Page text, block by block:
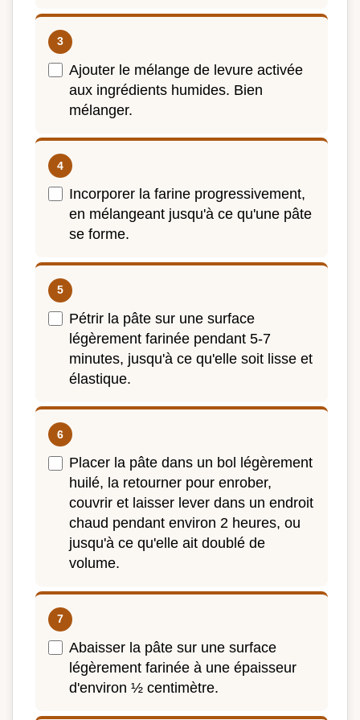
Ajouter le mélange de levure activée
aux ingrédients humides. Bien
mélanger.
Incorporer la farine progressivement,
en mélangeant jusqu'à ce qu'une pâte
se forme.
Pétrir la pâte sur une surface
légèrement farinée pendant 5-7
minutes, jusqu'à ce qu'elle soit lisse et
élastique.
Placer la pâte dans un bol légèrement
huilé, la retourner pour enrober,
couvrir et laisser lever dans un endroit
chaud pendant environ 2 heures, ou
jusqu'à ce qu'elle ait doublé de
volume.
Abaisser la pâte sur une surface
légèrement farinée à une épaisseur
d'environ ½ centimètre.